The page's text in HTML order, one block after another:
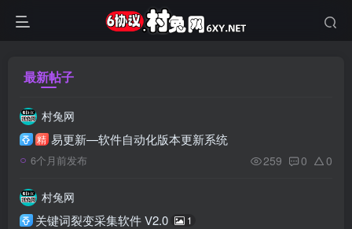
最新帖子
村兔网
精 易更新—软件自动化版本更新系统
6个月前发布 259 0 0
村兔网
关键词裂变采集软件 V2.0 1